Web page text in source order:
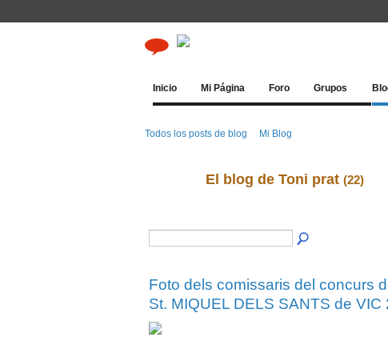
Inicio Mi Página Foro Grupos
Todos los posts de blog Mi Blog
El blog de Toni prat (22)
Foto dels comissaris del concurs
St. MIQUEL DELS SANTS de VIC